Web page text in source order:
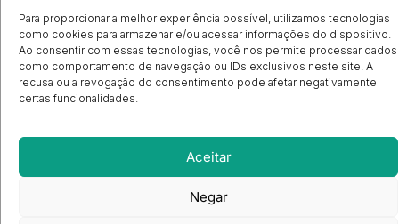
Para proporcionar a melhor experiência possível, utilizamos tecnologias
como cookies para armazenar e/ou acessar informações do dispositivo.
Ao consentir com essas tecnologias, você nos permite processar dados
como comportamento de navegação ou IDs exclusivos neste site. A
recusa ou a revogação do consentimento pode afetar negativamente
certas funcionalidades.
Aceitar
Negar
de
Livrarias
Subscrever